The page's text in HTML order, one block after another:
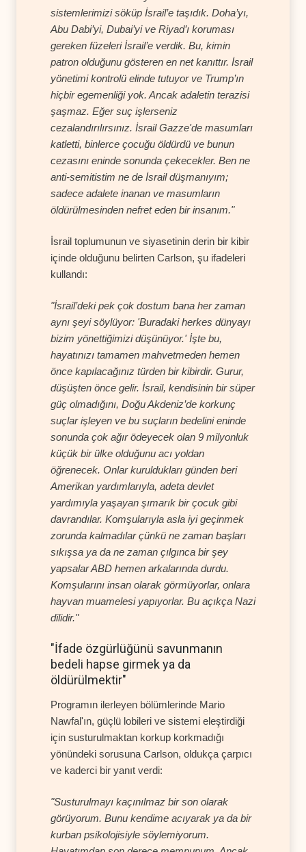
sistemlerimizi söküp İsrail’e taşıdık. Doha’yı,
Abu Dabi’yi, Dubai’yi ve Riyad’ı koruması
gereken füzeleri İsrail’e verdik. Bu, kimin
patron olduğunu gösteren en net kanıttır. İsrail
yönetimi kontrolü elinde tutuyor ve Trump’ın
hiçbir egemenliği yok. Ancak adaletin terazisi
şaşmaz. Eğer suç işlerseniz
cezalandırılırsınız. İsrail Gazze'de masumları
katletti, binlerce çocuğu öldürdü ve bunun
cezasını eninde sonunda çekecekler. Ben ne
anti-semitistim ne de İsrail düşmanıyım;
sadece adalete inanan ve masumların
öldürülmesinden nefret eden bir insanım."
İsrail toplumunun ve siyasetinin derin bir kibir
içinde olduğunu belirten Carlson, şu ifadeleri
kullandı:
"İsrail’deki pek çok dostum bana her zaman
aynı şeyi söylüyor: 'Buradaki herkes dünyayı
bizim yönettiğimizi düşünüyor.' İşte bu,
hayatınızı tamamen mahvetmeden hemen
önce kapılacağınız türden bir kibirdir. Gurur,
düşüşten önce gelir. İsrail, kendisinin bir süper
güç olmadığını, Doğu Akdeniz’de korkunç
suçlar işleyen ve bu suçların bedelini eninde
sonunda çok ağır ödeyecek olan 9 milyonluk
küçük bir ülke olduğunu acı yoldan
öğrenecek. Onlar kuruldukları günden beri
Amerikan yardımlarıyla, adeta devlet
yardımıyla yaşayan şımarık bir çocuk gibi
davrandılar. Komşularıyla asla iyi geçinmek
zorunda kalmadılar çünkü ne zaman başları
sıkışsa ya da ne zaman çılgınca bir şey
yapsalar ABD hemen arkalarında durdu.
Komşularını insan olarak görmüyorlar, onlara
hayvan muamelesi yapıyorlar. Bu açıkça Nazi
dilidir."
"İfade özgürlüğünü savunmanın
bedeli hapse girmek ya da
öldürülmektir"
Programın ilerleyen bölümlerinde Mario
Nawfal'ın, güçlü lobileri ve sistemi eleştirdiği
için susturulmaktan korkup korkmadığı
yönündeki sorusuna Carlson, oldukça çarpıcı
ve kaderci bir yanıt verdi:
"Susturulmayı kaçınılmaz bir son olarak
görüyorum. Bunu kendime acıyarak ya da bir
kurban psikolojisiyle söylemiyorum.